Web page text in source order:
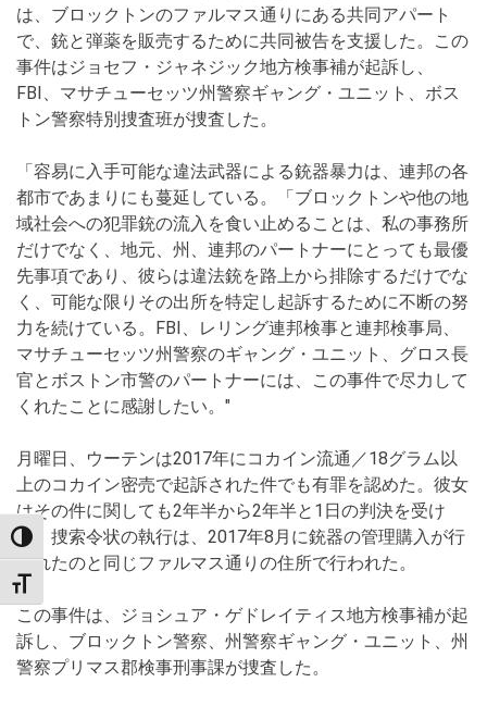
TOGGLE HIGH CONTRAST
TOGGLE FONT SIZE
は、ブロックトンのファルマス通りにある共同アパート
で、銃と弾薬を販売するために共同被告を支援した。この
事件はジョセフ・ジャネジック地方検事補が起訴し、
FBI、マサチューセッツ州警察ギャング・ユニット、ボス
トン警察特別捜査班が捜査した。
「容易に入手可能な違法武器による銃器暴力は、連邦の各
都市であまりにも蔓延している。「ブロックトンや他の地
域社会への犯罪銃の流入を食い止めることは、私の事務所
だけでなく、地元、州、連邦のパートナーにとっても最優
先事項であり、彼らは違法銃を路上から排除するだけでな
く、可能な限りその出所を特定し起訴するために不断の努
力を続けている。FBI、レリング連邦検事と連邦検事局、
マサチューセッツ州警察のギャング・ユニット、グロス長
官とボストン市警のパートナーには、この事件で尽力して
くれたことに感謝したい。"
月曜日、ウーテンは2017年にコカイン流通／18グラム以
上のコカイン密売で起訴された件でも有罪を認めた。彼女
はその件に関しても2年半から2年半と1日の判決を受け
た。捜索令状の執行は、2017年8月に銃器の管理購入が行
われたのと同じファルマス通りの住所で行われた。
この事件は、ジョシュア・ゲドレイティス地方検事補が起
訴し、ブロックトン警察、州警察ギャング・ユニット、州
警察プリマス郡検事刑事課が捜査した。